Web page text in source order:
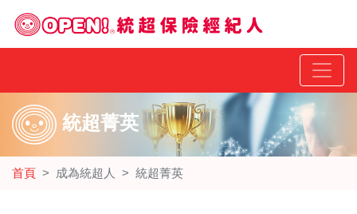
統超菁英
首頁 成為統超人 統超菁英